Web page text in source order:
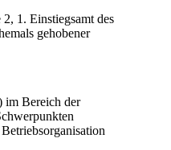
1. Einstiegsamt des
gehobener
im Bereich der